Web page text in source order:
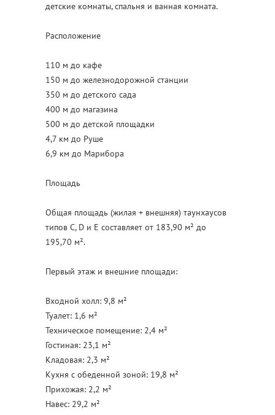
детские комнаты, спальня и ванная комната.
Расположение
110 м до кафе
150 м до железнодорожной станции
350 м до детского сада
400 м до магазина
500 м до детской площадки
4,7 км до Руше
6,9 км до Марибора
Площадь
Общая площадь (жилая + внешняя) таунхаусов
типов C, D и E составляет от 183,90 м² до
195,70 м².
Первый этаж и внешние площади:
Входной холл: 9,8 м²
Туалет: 1,6 м²
Техническое помещение: 2,4 м²
Гостиная: 23,1 м²
Кладовая: 2,3 м²
Кухня с обеденной зоной: 19,8 м²
Прихожая: 2,2 м²
Навес: 29,2 м²